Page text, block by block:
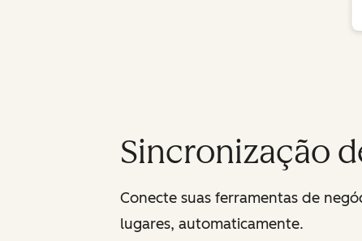
Sincronização
Conecte suas ferramentas de
lugares, automaticamente.